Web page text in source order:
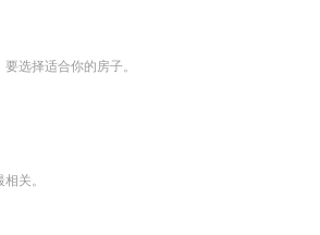
选择适合你的房子。
关。